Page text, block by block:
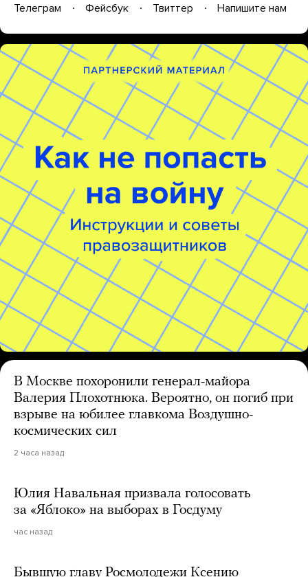
Телеграм Фейсбук Твиттер Напишите нам
В Москве похоронили генерал-майора
Валерия Плохотнюка. Вероятно, он погиб при
взрыве на юбилее главкома Воздушно-
космических сил
2 часа назад
Юлия Навальная призвала голосовать
за «Яблоко» на выборах в Госдуму
час назад
Бывшую главу Росмолодежи Ксению